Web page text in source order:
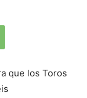
que los Toros